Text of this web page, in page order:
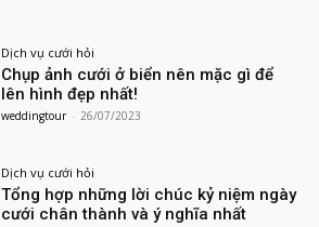
Dịch vụ cưới hỏi
Chụp ảnh cưới ở biển nên mặc gì để
lên hình đẹp nhất!
weddingtour - 26/07/2023
Dịch vụ cưới hỏi
Tổng hợp những lời chúc kỷ niệm ngày
cưới chân thành và ý nghĩa nhất